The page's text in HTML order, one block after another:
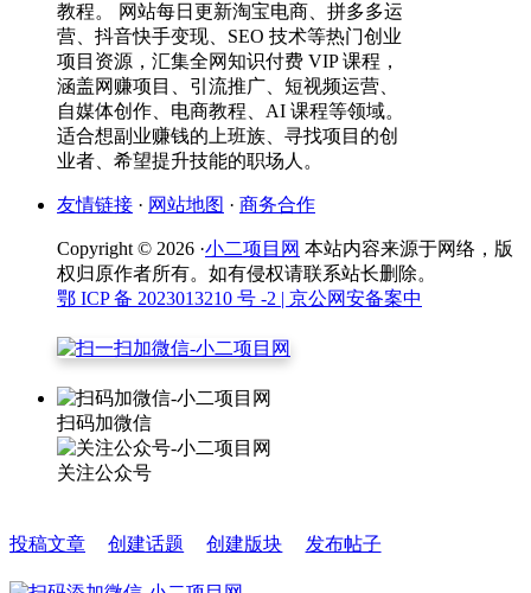
教程。 网站每日更新淘宝电商、拼多多运
营、抖音快手变现、SEO 技术等热门创业
项目资源，汇集全网知识付费 VIP 课程，
涵盖网赚项目、引流推广、短视频运营、
自媒体创作、电商教程、AI 课程等领域。
适合想副业赚钱的上班族、寻找项目的创
业者、希望提升技能的职场人。
友情链接 · 网站地图 · 商务合作
Copyright © 2026 ·小二项目网 本站内容来源于网络，版
权归原作者所有。如有侵权请联系站长删除。
鄂 ICP 备 2023013210 号 -2 | 京公网安备案中
扫码加微信
关注公众号
投稿文章 创建话题 创建版块 发布帖子